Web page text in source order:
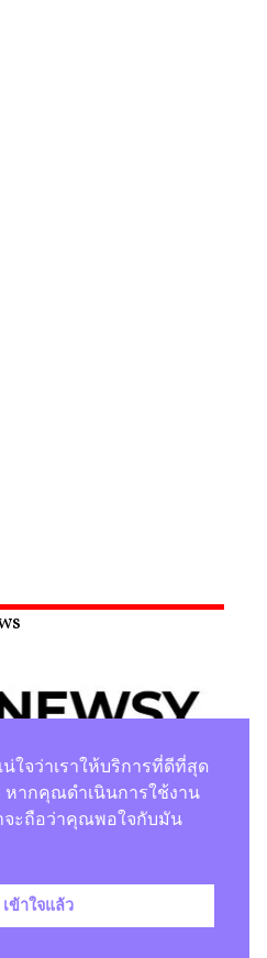
Co., Ltd.
ใจว่าเราให้บริการที่ดีที่สุด
หากคุณดำเนินการใช้งาน
จะถือว่าคุณพอใจกับมัน
เข้าใจแล้ว